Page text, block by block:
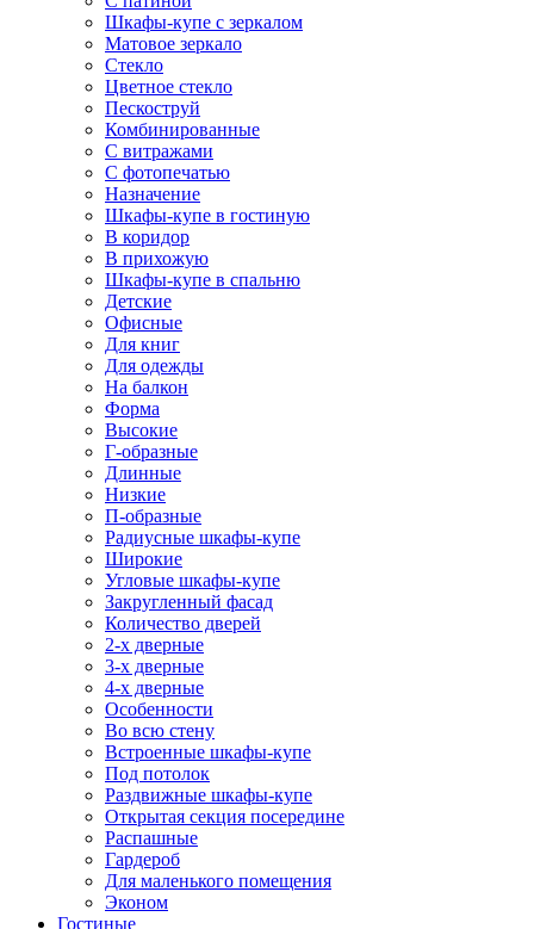
Шкафы-купе с зеркалом
Матовое зеркало
Стекло
Цветное стекло
Пескоструй
Комбинированные
С витражами
С фотопечатью
Назначение
Шкафы-купе в гостиную
В коридор
В прихожую
Шкафы-купе в спальню
Детские
Офисные
Для книг
Для одежды
На балкон
Форма
Высокие
Г-образные
Длинные
Низкие
П-образные
Радиусные шкафы-купе
Широкие
Угловые шкафы-купе
Закругленный фасад
Количество дверей
2-х дверные
3-х дверные
4-х дверные
Особенности
Во всю стену
Встроенные шкафы-купе
Под потолок
Раздвижные шкафы-купе
Открытая секция посередине
Распашные
Гардероб
Для маленького помещения
Эконом
Гостиные